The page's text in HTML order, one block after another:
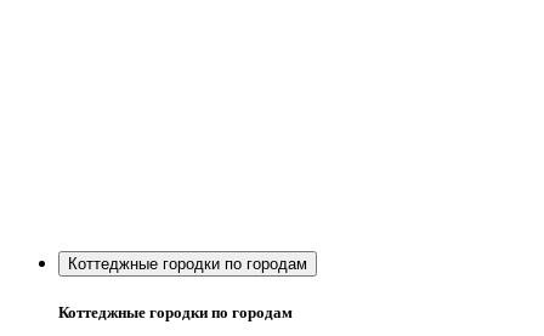
Коттеджные городки по городам
Коттеджные городки по городам